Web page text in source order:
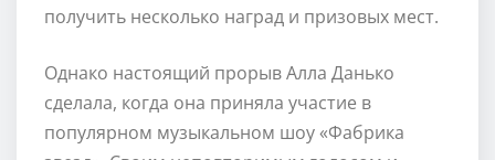
получить несколько наград и призовых мест.
Однако настоящий прорыв Алла Данько
сделала, когда она приняла участие в
популярном музыкальном шоу «Фабрика